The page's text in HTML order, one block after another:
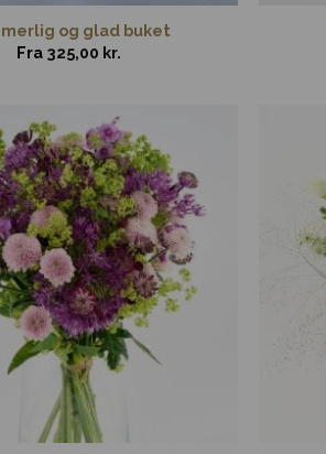
og glad buket
Fra 325,00 kr.